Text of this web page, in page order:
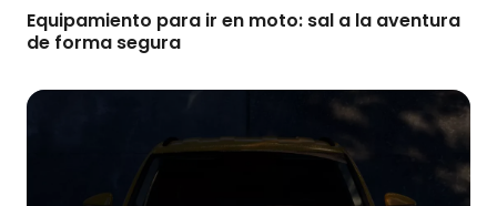
Equipamiento para ir en moto: sal a la aventura
de forma segura